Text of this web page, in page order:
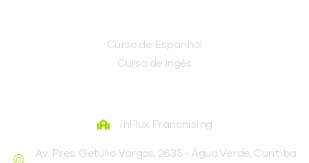
Curso de Espanhol
Curso de Ingês
inFlux Franchising
Av. Pres. Getúlio Vargas, 2635 - Água Verde, Curitiba